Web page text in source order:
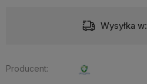
Wysyłka w:
Producent: